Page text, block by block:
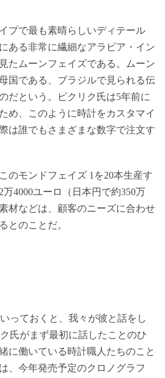
プで最も素晴らしいディテール
ある非常に繊細なアラビア・イン
たムーンフェイズである。ムーン
国である、ブラジルで見られる伝
だという。ピクリク氏は5年前に
め、このように時計をカスタマイ
は誰でもさまざまな数字で注文す
のモンドフェイズ 1を20本生産す
4000ユーロ（日本円で約350万
材などは、顧客のニーズに合わせ
とのことだ。
っておくと、我々が彼と話をし
氏がまず最初に話したことのひ
に働いている時計職人たちのこと
、今年発売予定のクロノグラフ